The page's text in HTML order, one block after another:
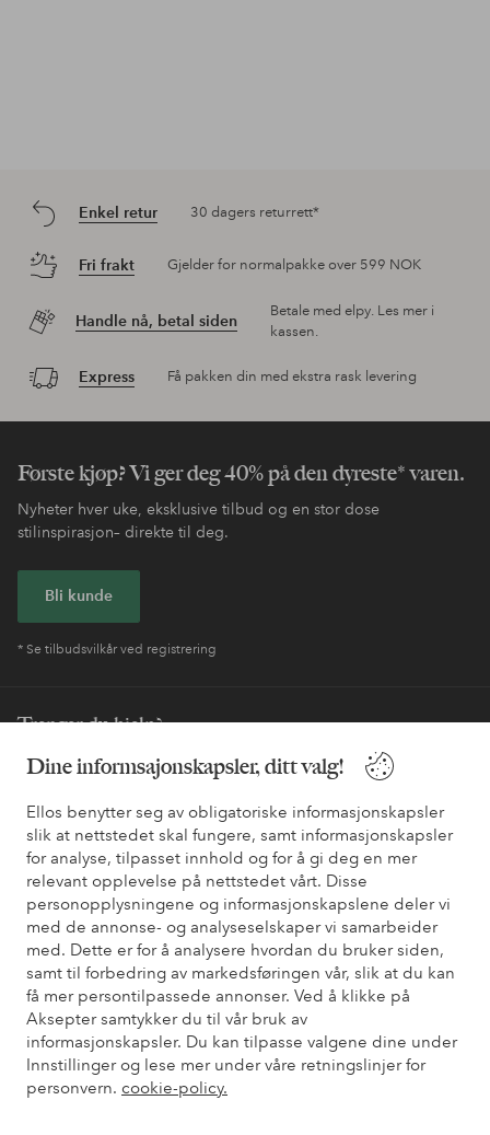
Dine informsajonskapsler, ditt valg!
Ellos benytter seg av obligatoriske informasjonskapsler
slik at nettstedet skal fungere, samt informasjonskapsler
for analyse, tilpasset innhold og for å gi deg en mer
relevant opplevelse på nettstedet vårt. Disse
personopplysningene og informasjonskapslene deler vi
med de annonse- og analyseselskaper vi samarbeider
med. Dette er for å analysere hvordan du bruker siden,
samt til forbedring av markedsføringen vår, slik at du kan
få mer persontilpassede annonser. Ved å klikke på
Aksepter samtykker du til vår bruk av
informasjonskapsler. Du kan tilpasse valgene dine under
Innstillinger og lese mer under våre retningslinjer for
personvern. cookie-policy.
Enkel retur 30 dagers returrett*
Fri frakt Gjelder for normalpakke over 599 NOK
Handle nå, betal siden
Betale med elpy. Les mer i
kassen.
Express Få pakken din med ekstra rask levering
Første kjøp? Vi ger deg 40% på den dyreste* varen.
Nyheter hver uke, eksklusive tilbud og en stor dose
stilinspirasjon– direkte til deg.
Bli kunde
* Se tilbudsvilkår ved registrering
Trenger du hjelp?
Du finner svar på de vanligste spørsmålene i vår FAQ. Du finner
Kundeservice Bestilling Betalingsmåte
Mine sider
Om Ellos
Våre tjenester